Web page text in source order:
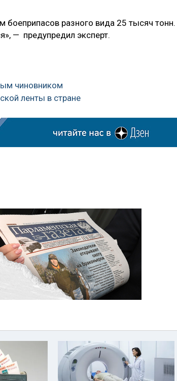
боеприпасов разного вида 25 тысяч тонн.
— предупредил эксперт.
чиновником
ленты в стране